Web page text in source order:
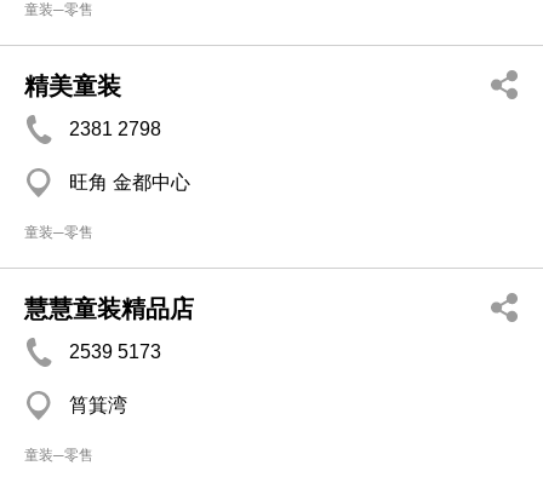
童装─零售
精美童装
2381 2798
旺角 金都中心
童装─零售
慧慧童装精品店
2539 5173
筲箕湾
童装─零售